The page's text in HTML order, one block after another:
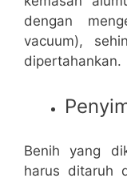
dengan
vacuum),
dipertahankan.
Benih yang
harus ditaruh